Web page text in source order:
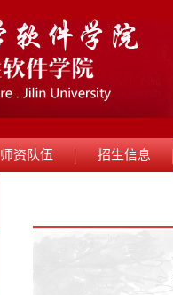
师资队伍 招生信息